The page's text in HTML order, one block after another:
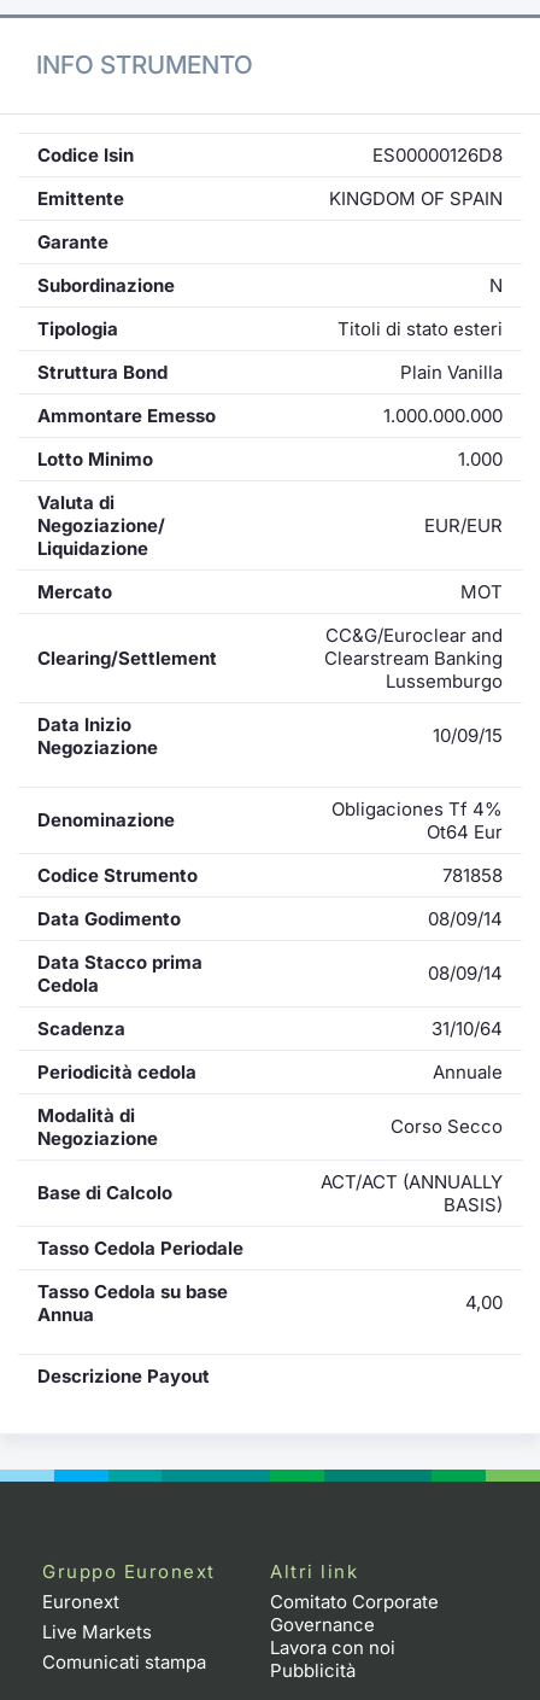
INFO STRUMENTO
Codice Isin
ES00000126D8
Emittente
KINGDOM OF SPAIN
Garante
Subordinazione
N
Tipologia
Titoli di stato esteri
Struttura Bond
Plain Vanilla
Ammontare Emesso
1.000.000.000
Lotto Minimo
1.000
Valuta di
Negoziazione/
Liquidazione
EUR/EUR
Mercato MOT
Clearing/Settlement
CC&G/Euroclear and
Clearstream Banking
Lussemburgo
Data Inizio
Negoziazione
10/09/15
Denominazione
Obligaciones Tf 4%
Ot64 Eur
Codice Strumento
781858
Data Godimento
08/09/14
Data Stacco prima
Cedola
08/09/14
Scadenza
31/10/64
Periodicità cedola
Annuale
Modalità di
Negoziazione
Corso Secco
Base di Calcolo
ACT/ACT (ANNUALLY
BASIS)
Tasso Cedola Periodale
Tasso Cedola su base
Annua
4,00
Descrizione Payout
Gruppo Euronext
Euronext
Live Markets
Comunicati stampa
Altri link
Comitato Corporate
Governance
Lavora con noi
Pubblicità